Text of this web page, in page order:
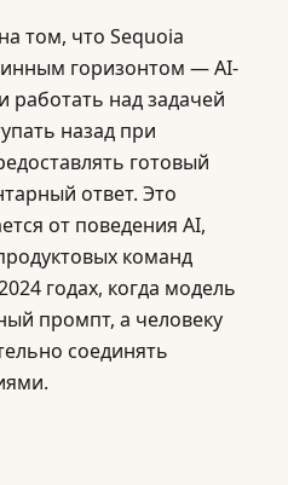
том, что Sequoia
горизонтом — AI-
над задачей
назад при
готовый
ответ. Это
от поведения AI,
команд
годах, когда модель
промпт, а человеку
соединять